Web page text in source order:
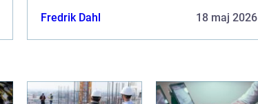
Fredrik Dahl 18 maj 2026